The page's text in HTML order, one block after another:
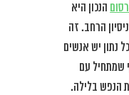
הנכון היא
הרחב. זה
נתון יש אנשים
שמתחיל עם
הנפש בלילה.